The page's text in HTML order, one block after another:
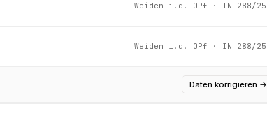
Weiden i.d. OPf · IN 288/25
Weiden i.d. OPf · IN 288/25
Daten korrigieren →